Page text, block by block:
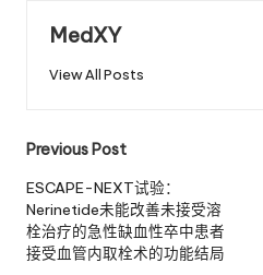
MedXY
View All Posts
Post
navigation
Previous Post
ESCAPE-NEXT试验：
Nerinetide未能改善未接受溶
栓治疗的急性缺血性卒中患者
接受血管内取栓术的功能结局